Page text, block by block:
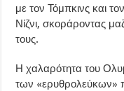
με τον Τόμπκινς και
Νίζνι, σκοράροντας
τους.
Η χαλαρότητα του
των «ερυθρολεύκων»